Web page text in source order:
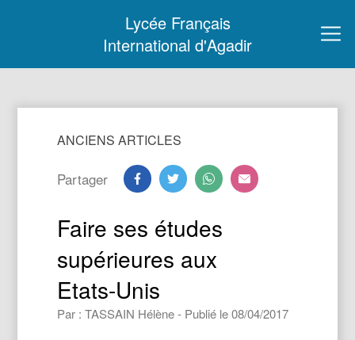
Lycée Français
International d'Agadir
ANCIENS ARTICLES
Partager
Faire ses études
supérieures aux
Etats-Unis
Par : TASSAIN Hélène - Publié le 08/04/2017